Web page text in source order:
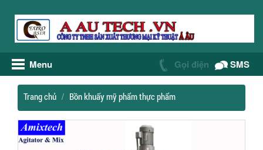
Menu Gọi điện SMS
Trang chủ Bồn khuấy mỹ phẩm thực phẩm